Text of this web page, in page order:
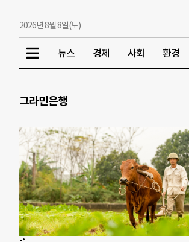
2026년 8월 8일(토)
뉴스 경제 사회 환경
그라민은행